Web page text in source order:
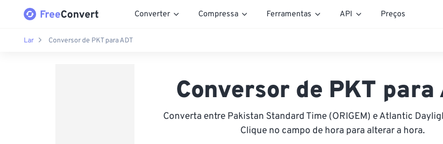
Converter Compressa Ferramentas API Preços
Lar Conversor de PKT para ADT
Conversor de PKT para
Converta entre Pakistan Standard Time (ORIGEM) e Atlantic
Clique no campo de hora para alterar a hora.